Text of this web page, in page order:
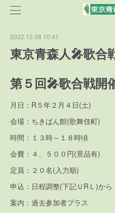
2022.12.08 10:41
東京青森人🎤歌合
第５回🎤歌合戦開
月日：R５年２月４日(土)
会場：ちきばん館(歌舞伎町)
時間：１３時～１８時頃
会費：４、５００円(景品有)
定員：２０名(入力順)
申込：日程調整(下記ＵRＬ)から
案内：過去参加者プラス